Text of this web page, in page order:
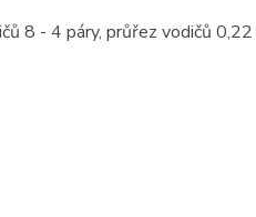
8 - 4 páry, průřez vodičů